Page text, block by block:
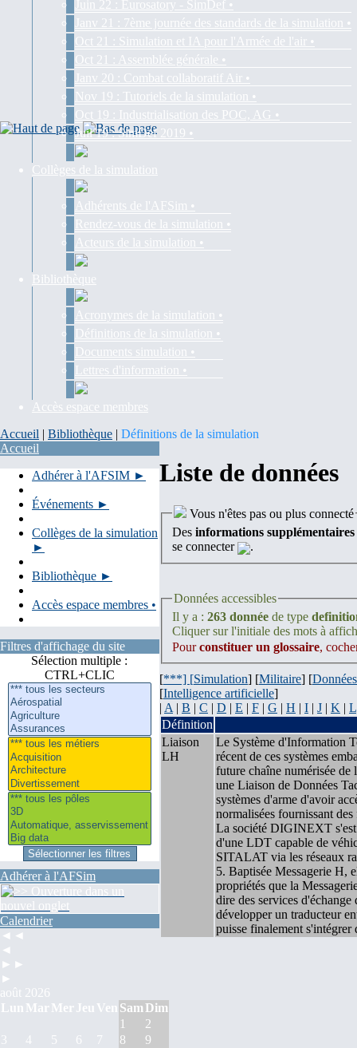
Juin 22 : Eurosatory - SimDef •
Janv 21 : 7ème journée des standards de la simulation •
Oct 21 : Simulation et IA pour l'Armée de l'air •
Oct 21 : Assemblée générale •
Janv 20 : Combat collaboratif Air •
Nov 19 : Tutoriels de la simulation •
Oct 19 : Industrialisation des POC, AG •
Juil 19 : SimDef 2019 •
Collèges de la simulation
Adhérents de l'AFSim •
Rendez-vous de la simulation •
Acteurs de la simulation •
Bibliothèque
Acronymes de la simulation •
Définitions de la simulation •
Documents simulation •
Lettres d'information •
Accès espace membres
Accueil | Bibliothèque | Définitions de la simulation
Accueil
Adhérer à l'AFSIM ►
Événements ►
Collèges de la simulation
►
Bibliothèque ►
Accès espace membres •
Filtres d'affichage du site
Sélection multiple :
CTRL+CLIC
Adhérer à l'AFSim
Calendrier
◄◄
◄
►►
►
août 2026
Lun Mar Mer Jeu Ven Sam Dim
1
2
3
4 5 6 7 8
9
Liste de données
Vous n'êtes pas ou plus connecté
Des informations supplémentaires
se connecter
.
Données accessibles
Il y a : 263 donnée de type
Cliquer sur l'initiale des mots à
Pourconstituer un glossaire,
[***] [Simulation] [Militaire] [Données
[Intelligence artificielle]
| A | B | C | D | E | F | G | H | I | J | K | L
Définition
Liaison
LH
Le Système d'Information
récent de ces systèmes
future chaîne numérisée
une Liaison de Données
systèmes d'arme d'avoir
normalisées fournissant
La société DIGINEXT
d'une LDT capable de
SITALAT via les réseaux
5. Baptisée Messagerie H,
propriétés que la
dire des services
développer un traducteur
puisse finalement s'intégrer